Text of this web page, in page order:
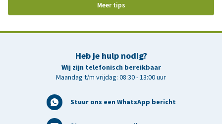
Meer tips
Heb je hulp nodig?
Wij zijn telefonisch bereikbaar
Maandag t/m vrijdag: 08:30 - 13:00 uur
Stuur ons een WhatsApp bericht